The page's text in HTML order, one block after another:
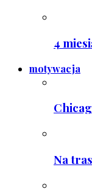
4
motywacja
Na